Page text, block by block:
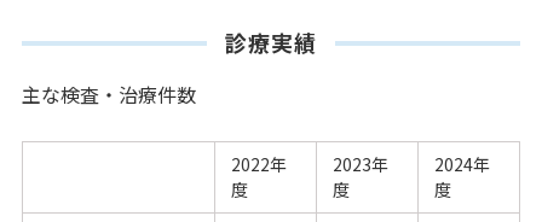
診療実績
主な検査・治療件数
2022年
度
2023年
度
2024年
度